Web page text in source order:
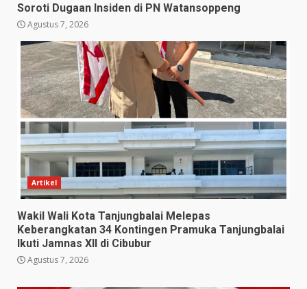
Soroti Dugaan Insiden di PN Watansoppeng
Agustus 7, 2026
Artikel
Wakil Wali Kota Tanjungbalai Melepas
Keberangkatan 34 Kontingen Pramuka Tanjungbalai
Ikuti Jamnas XII di Cibubur
Agustus 7, 2026